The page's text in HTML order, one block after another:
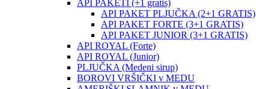
API PAKETI (+1 gratis)
API PAKET PLJUČKA (2+1 GRATIS)
API PAKET FORTE (3+1 GRATIS)
API PAKET JUNIOR (3+1 GRATIS)
API ROYAL (Forte)
API ROYAL (Junior)
PLJUČKA (Medeni sirup)
BOROVI VRŠIČKI v MEDU